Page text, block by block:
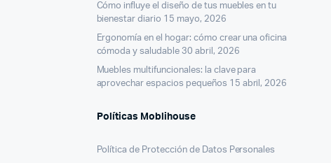
Cómo influye el diseño de tus muebles en tu
bienestar diario 15 mayo, 2026
Ergonomía en el hogar: cómo crear una oficina
cómoda y saludable 30 abril, 2026
Muebles multifuncionales: la clave para
aprovechar espacios pequeños 15 abril, 2026
Políticas Moblihouse
Política de Protección de Datos Personales